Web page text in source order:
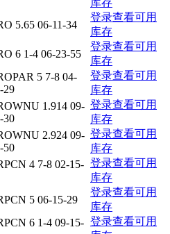
库存
5.65 06-11-34
登录查看可用
库存
6 1-4 06-23-55
登录查看可用
库存
5 7-8 04-
29
登录查看可用
库存
1.914 09-
30
登录查看可用
库存
2.924 09-
50
登录查看可用
库存
4 7-8 02-15- 登录查看可用
库存
5 06-15-29
登录查看可用
库存
6 1-4 09-15- 登录查看可用